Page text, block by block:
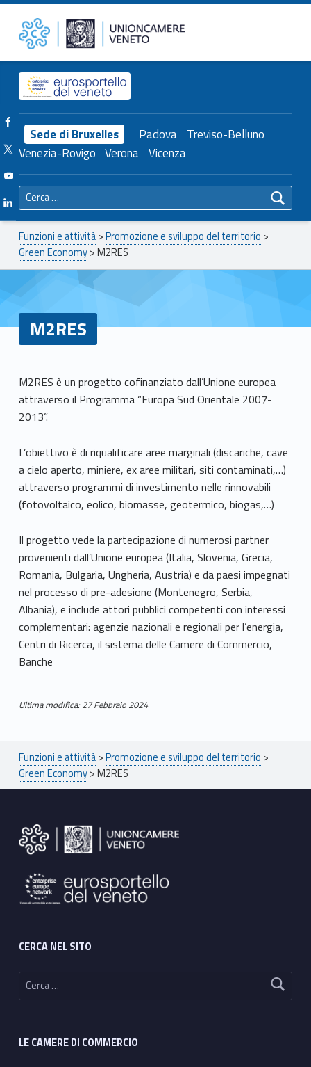
M2RES – Unioncamere del Veneto Unioncamere del Veneto
Header info sidebar
Sede di Bruxelles Padova Treviso-Belluno
Venezia-Rovigo Verona Vicenza
Facebook Unioncamere Veneto
Twitter Unioncamere Veneto
Youtube Unioncamere Veneto
Linkedin Unioncamere Veneto
Ricerca per:
Breadcrumbs navigation
Funzioni e attività>Promozione e sviluppo del territorio >
Green Economy>M2RES
M2RES
M
2
R
E
S
M2RES è un progetto cofinanziato dall’Unione europea
attraverso il Programma “Europa Sud Orientale 2007-
2013”.
L’obiettivo è di riqualificare aree marginali (discariche, cave
a cielo aperto, miniere, ex aree militari, siti contaminati,…)
attraverso programmi di investimento nelle rinnovabili
(fotovoltaico, eolico, biomasse, geotermico, biogas,…)
Il progetto vede la partecipazione di numerosi partner
provenienti dall’Unione europea (Italia, Slovenia, Grecia,
Romania, Bulgaria, Ungheria, Austria) e da paesi impegnati
nel processo di pre-adesione (Montenegro, Serbia,
Albania), e include attori pubblici competenti con interessi
complementari: agenzie nazionali e regionali per l’energia,
Centri di Ricerca, il sistema delle Camere di Commercio,
Banche
Ultima modifica: 27 Febbraio 2024
Skip back to main navigation
Breadcrumbs navigation
Funzioni e attività>Promozione e sviluppo del territorio >
Green Economy>M2RES
CERCA NEL SITO
Ricerca per:
LE CAMERE DI COMMERCIO